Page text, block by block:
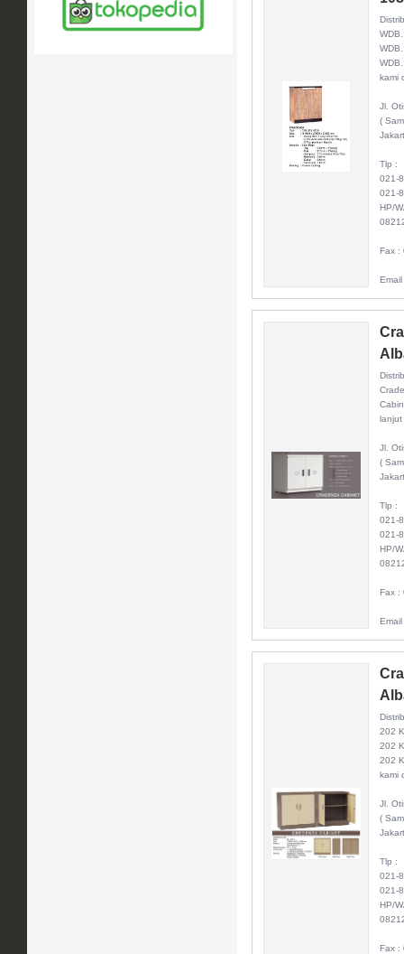
WDB
kami
Jl.
(
Tlp :
021-
021-
HP/
Fax :
Jl.
(
Tlp :
021-
021-
HP/
Fax :
202
202
202
kami
Jl.
(
Tlp :
021-
021-
HP/
Fax :